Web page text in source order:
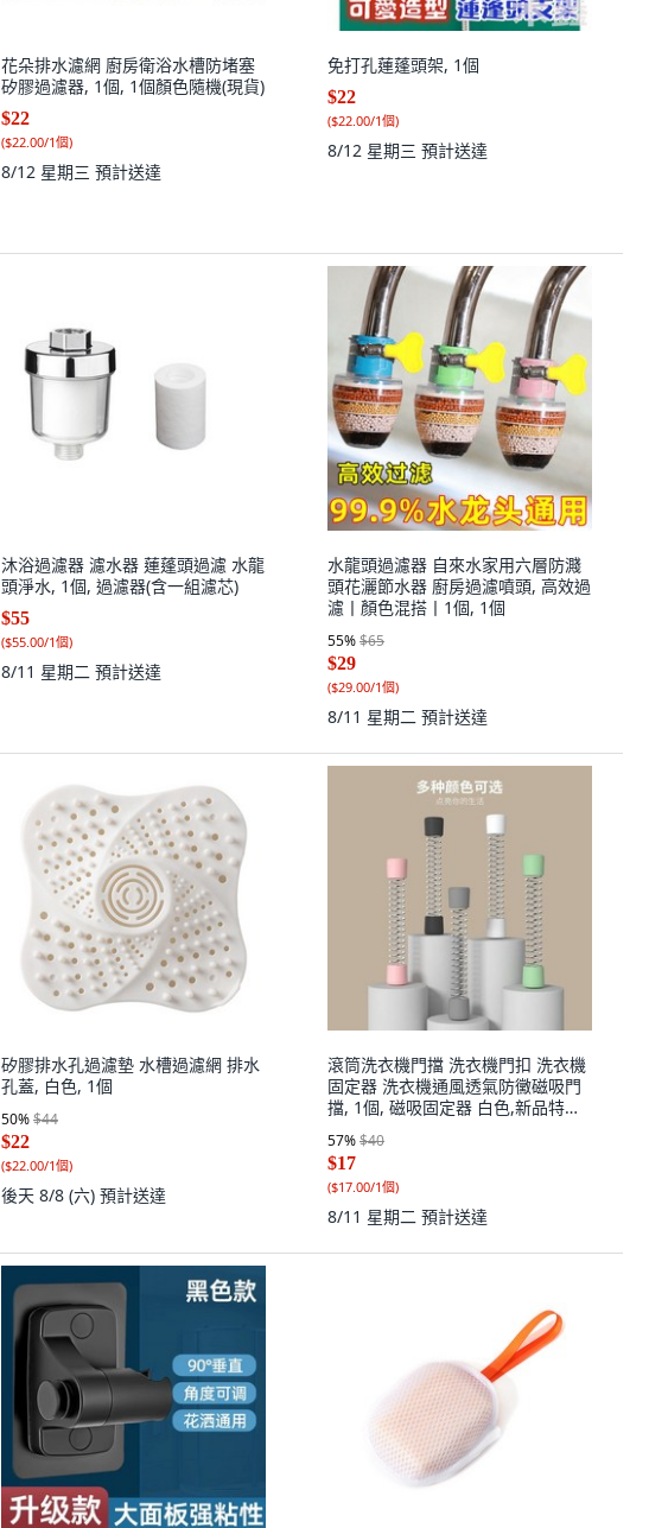
花朵排水濾網 廚房衛浴水槽防堵塞
矽膠過濾器, 1個, 1個顏色隨機(現貨)
$22
($22.00/1個)
8/12 星期三 預計送達
免打孔蓮蓬頭架, 1個
$22
($22.00/1個)
8/12 星期三 預計送達
沐浴過濾器 濾水器 蓮蓬頭過濾 水龍
頭淨水, 1個, 過濾器(含一組濾芯)
$55
($55.00/1個)
8/11 星期二 預計送達
水龍頭過濾器 自來水家用六層防濺
頭花灑節水器 廚房過濾噴頭, 高效過
濾丨顏色混搭丨1個, 1個
55%$65
$29
($29.00/1個)
8/11 星期二 預計送達
矽膠排水孔過濾墊 水槽過濾網 排水
孔蓋, 白色, 1個
50%$44
$22
($22.00/1個)
後天 8/8 (六) 預計送達
滾筒洗衣機門擋 洗衣機門扣 洗衣機
固定器 洗衣機通風透氣防黴磁吸門
擋, 1個, 磁吸固定器 白色,新品特惠
【通風不反味】透氣門扣自帶磁片
57%$40
$17
($17.00/1個)
8/11 星期二 預計送達